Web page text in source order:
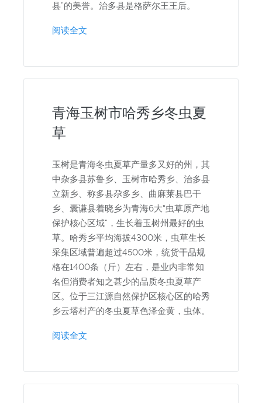
县”的美誉。治多县是格萨尔王王后。
阅读全文
青海玉树市哈秀乡冬虫夏
草
玉树是青海冬虫夏草产量多又好的州，其
中杂多县苏鲁乡、玉树市哈秀乡、治多县
立新乡、称多县尕多乡、曲麻莱县巴干
乡、囊谦县着晓乡为青海6大“虫草原产地
保护核心区域”，生长着玉树州最好的虫
草。哈秀乡平均海拔4300米，虫草生长
采集区域普遍超过4500米，统货干品规
格在1400条（斤）左右，是业内非常知
名但消费者知之甚少的品质冬虫夏草产
区。位于三江源自然保护区核心区的哈秀
乡云塔村产的冬虫夏草色泽金黄，虫体。
阅读全文